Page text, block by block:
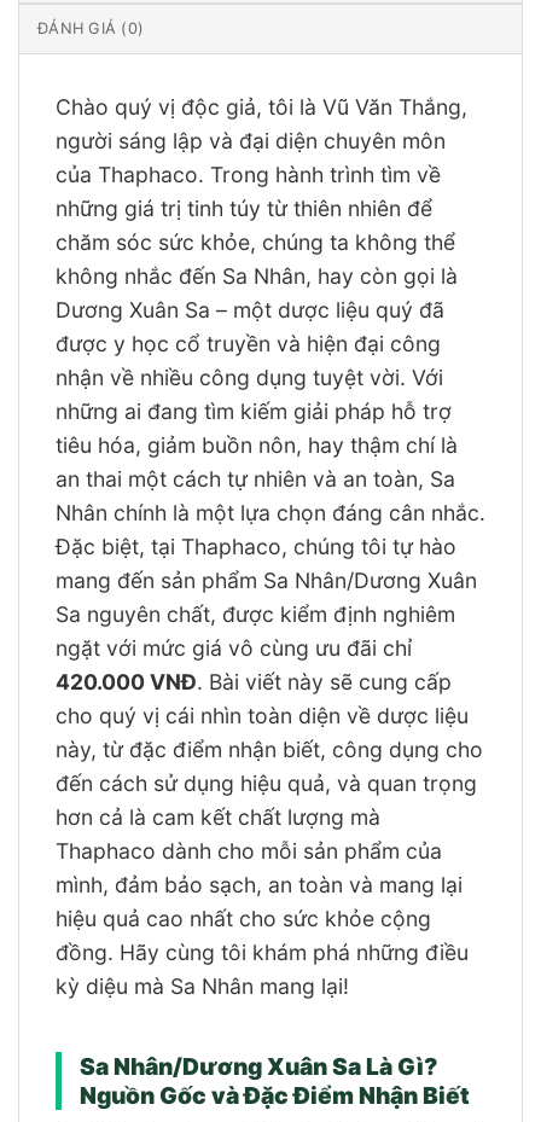
ĐÁNH GIÁ (0)
Chào quý vị độc giả, tôi là Vũ Văn Thắng,
người sáng lập và đại diện chuyên môn
của Thaphaco. Trong hành trình tìm về
những giá trị tinh túy từ thiên nhiên để
chăm sóc sức khỏe, chúng ta không thể
không nhắc đến Sa Nhân, hay còn gọi là
Dương Xuân Sa – một dược liệu quý đã
được y học cổ truyền và hiện đại công
nhận về nhiều công dụng tuyệt vời. Với
những ai đang tìm kiếm giải pháp hỗ trợ
tiêu hóa, giảm buồn nôn, hay thậm chí là
an thai một cách tự nhiên và an toàn, Sa
Nhân chính là một lựa chọn đáng cân nhắc.
Đặc biệt, tại Thaphaco, chúng tôi tự hào
mang đến sản phẩm Sa Nhân/Dương Xuân
Sa nguyên chất, được kiểm định nghiêm
ngặt với mức giá vô cùng ưu đãi chỉ
420.000 VNĐ. Bài viết này sẽ cung cấp
cho quý vị cái nhìn toàn diện về dược liệu
này, từ đặc điểm nhận biết, công dụng cho
đến cách sử dụng hiệu quả, và quan trọng
hơn cả là cam kết chất lượng mà
Thaphaco dành cho mỗi sản phẩm của
mình, đảm bảo sạch, an toàn và mang lại
hiệu quả cao nhất cho sức khỏe cộng
đồng. Hãy cùng tôi khám phá những điều
kỳ diệu mà Sa Nhân mang lại!
Sa Nhân/Dương Xuân Sa Là Gì?
Nguồn Gốc và Đặc Điểm Nhận Biết